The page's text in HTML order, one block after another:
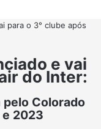
para o 3° clube após
e vai
do Inter:
Colorado
2023